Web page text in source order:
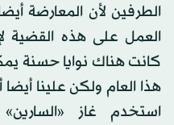
الطرفين لأن المعارضة
العمل على هذه القضية
كانت هناك نوايا حسنة
هذا العام ولكن علينا
استخدم غاز